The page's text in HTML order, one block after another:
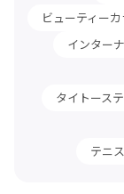
ビューティー
インター
タイトース
テニ